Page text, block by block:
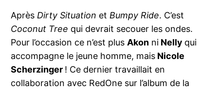
AprèsDirty Situation etBumpy Ride. C’est
Coconut Tree qui devrait secouer les ondes.
Pour l’occasion ce n’est plusAkon ni Nelly qui
accompagne le jeune homme, mais Nicole
Scherzinger ! Ce dernier travaillait en
collaboration avec RedOne sur l’album de la